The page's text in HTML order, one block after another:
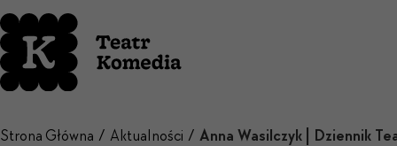
Strona Główna Aktualności Anna Wasilczyk | Dziennik